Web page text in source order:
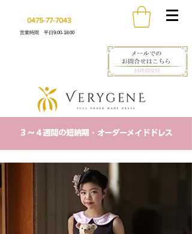
0475-77-7043
営業時間 平日9:00-18:00
​３〜４週間の短納期・オーダーメイドドレス